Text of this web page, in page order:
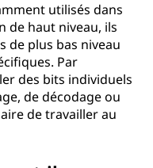
utilisés dans
de haut niveau, ils
de plus bas niveau
Par
des bits individuels
de décodage ou
de travailler au